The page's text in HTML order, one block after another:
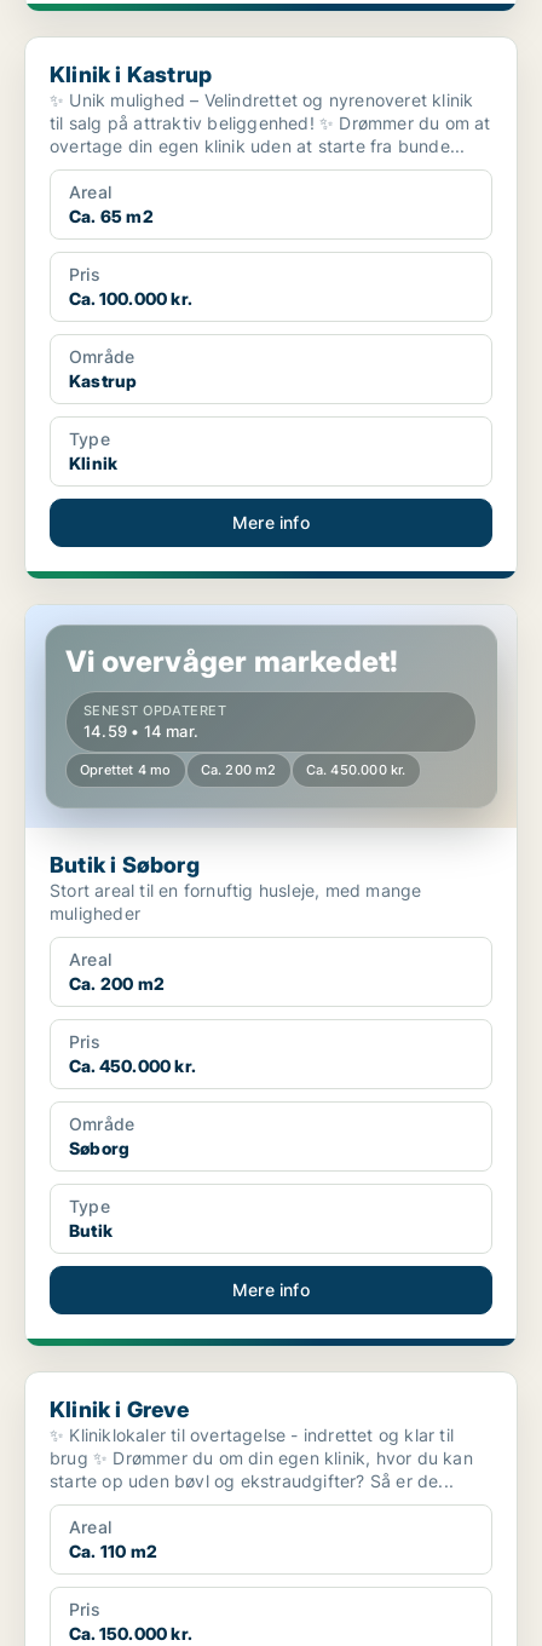
Klinik i Kastrup
Klinik i Kastrup
✨ Unik mulighed – Velindrettet og nyrenoveret klinik
til salg på attraktiv beliggenhed! ✨ Drømmer du om at
overtage din egen klinik uden at starte fra bunde...
Areal
Ca. 65 m2
Pris
Ca. 100.000 kr.
Område
Kastrup
Type
Klinik
Mere info
Butik i Søborg
Vi overvåger markedet!
SENEST OPDATERET
14.59 • 14 mar.
Oprettet 4 mo Ca. 200 m2 Ca. 450.000 kr.
Butik i Søborg
Stort areal til en fornuftig husleje, med mange
muligheder
Areal
Ca. 200 m2
Pris
Ca. 450.000 kr.
Område
Søborg
Type
Butik
Mere info
Klinik i Greve
Klinik i Greve
✨ Kliniklokaler til overtagelse - indrettet og klar til
brug ✨ Drømmer du om din egen klinik, hvor du kan
starte op uden bøvl og ekstraudgifter? Så er de...
Areal
Ca. 110 m2
Pris
Ca. 150.000 kr.